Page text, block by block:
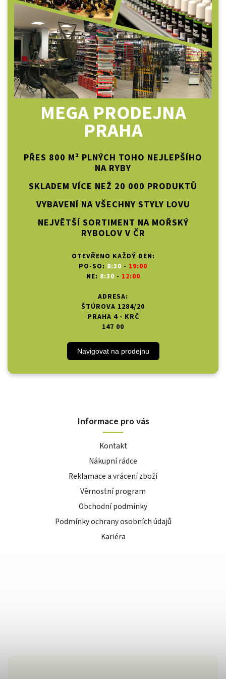
MEGA PRODEJNA
PRAHA
PŘES 800 M² PLNÝCH TOHO NEJLEPŠÍHO
NA RYBY
SKLADEM VÍCE NEŽ 20 000 PRODUKTŮ
VYBAVENÍ NA VŠECHNY STYLY LOVU
NEJVĚTŠÍ SORTIMENT NA MOŘSKÝ
RYBOLOV V ČR
OTEVŘENO KAŽDÝ DEN:
PO-SO: 8:30 - 19:00
NE: 8:30 - 12:00
ADRESA:
ŠTÚROVA 1284/20
PRAHA 4 - KRČ
147 00
Navigovat na prodejnu
Informace pro vás
Kontakt
Nákupní rádce
Reklamace a vrácení zboží
Věrnostní program
Obchodní podmínky
Podmínky ochrany osobních údajů
Kariéra